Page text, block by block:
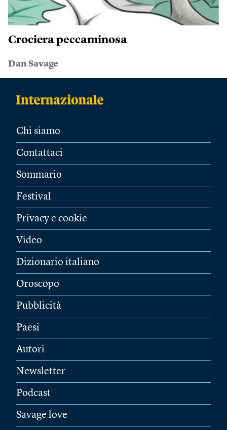
Crociera peccaminosa
Dan Savage
Chi siamo
Contattaci
Sommario
Festival
Privacy e cookie
Video
Dizionario italiano
Oroscopo
Pubblicità
Paesi
Autori
Newsletter
Podcast
Savage love